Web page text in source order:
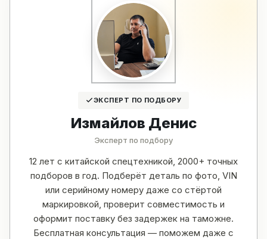
ЭКСПЕРТ ПО ПОДБОРУ
Измайлов Денис
Эксперт по подбору
12 лет с китайской спецтехникой, 2000+ точных
подборов в год. Подберёт деталь по фото, VIN
или серийному номеру даже со стёртой
маркировкой, проверит совместимость и
оформит поставку без задержек на таможне.
Бесплатная консультация — поможем даже с